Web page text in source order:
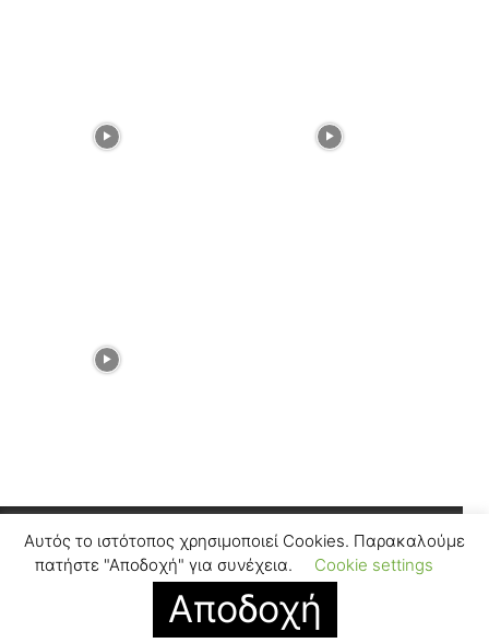
Facebook Instagram
© SUGARFREEPRESS.GR 2024 Contact
Αυτός το ιστότοπος χρησιμοποιεί Cookies. Παρακαλούμε
πατήστε "Αποδοχή" για συνέχεια.
Cookie settings
Αποδοχή